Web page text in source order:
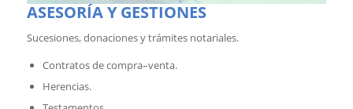
ASESORÍA Y GESTIONES
Sucesiones, donaciones y trámites notariales.
Contratos de compra–venta.
Herencias.